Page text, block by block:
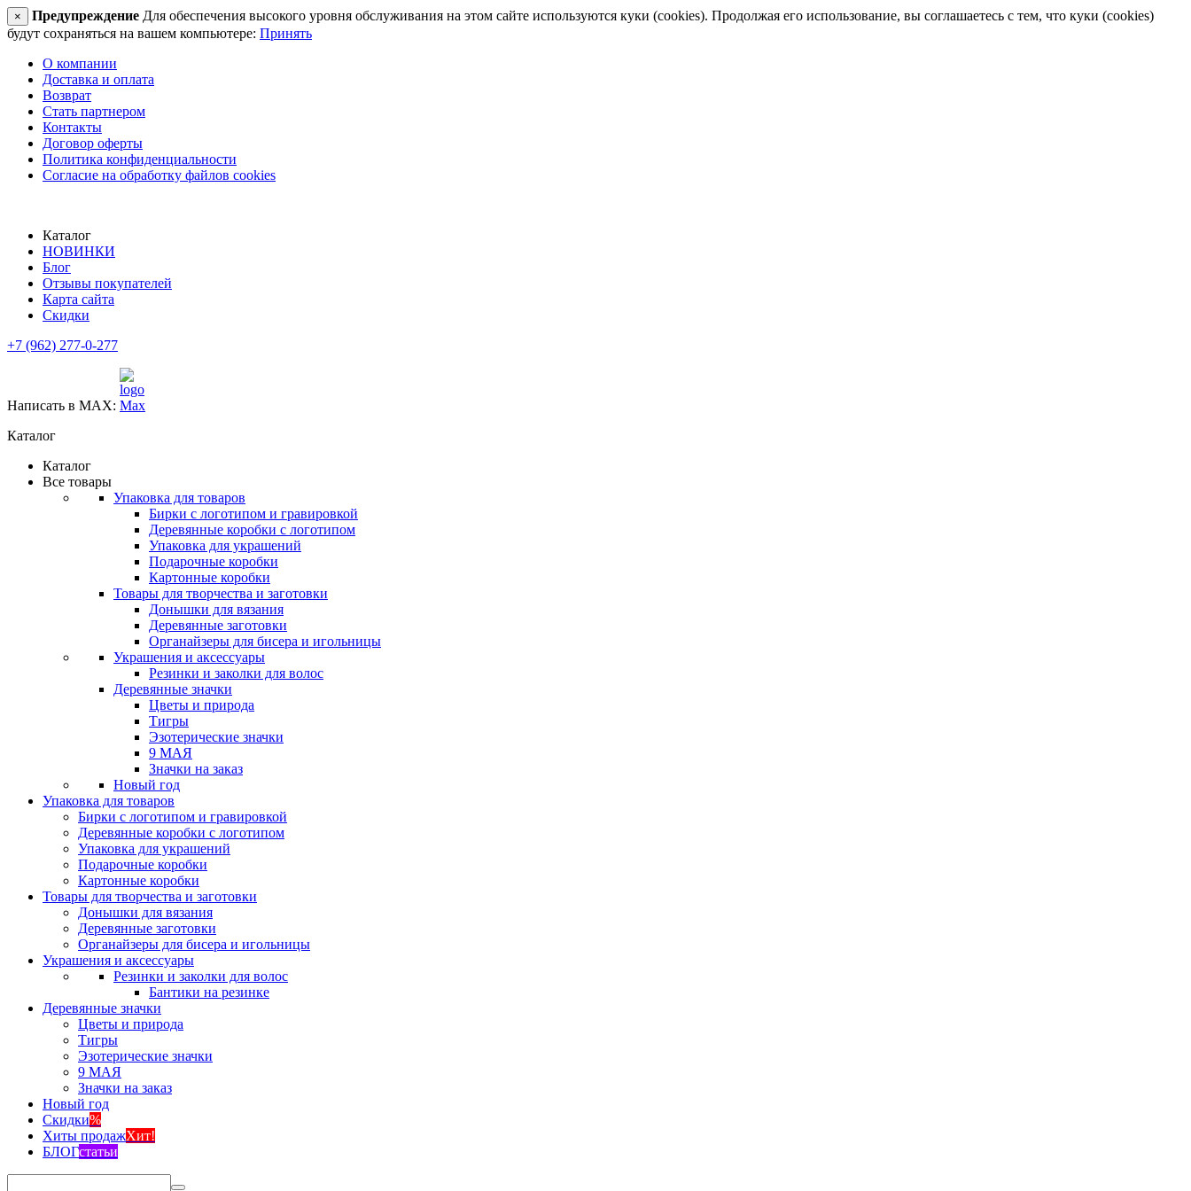
× Предупреждение Для обеспечения высокого уровня обслуживания на этом сайте используются куки (cookies). Продолжая его использование, вы соглашаетесь с тем, что куки (cookies)
будут сохраняться на вашем компьютере: Принять
О компании
Доставка и оплата
Возврат
Стать партнером
Контакты
Договор оферты
Политика конфиденциальности
Согласие на обработку файлов cookies
Каталог
НОВИНКИ
Блог
Отзывы покупателей
Карта сайта
Скидки
+7 (962) 277-0-277
Написать в MAX:
Каталог
Каталог
Все товары
Упаковка для товаров
Бирки с логотипом и гравировкой
Деревянные коробки с логотипом
Упаковка для украшений
Подарочные коробки
Картонные коробки
Товары для творчества и заготовки
Донышки для вязания
Деревянные заготовки
Органайзеры для бисера и игольницы
Украшения и аксессуары
Резинки и заколки для волос
Деревянные значки
Цветы и природа
Тигры
Эзотерические значки
9 МАЯ
Значки на заказ
Новый год
Упаковка для товаров
Бирки с логотипом и гравировкой
Деревянные коробки с логотипом
Упаковка для украшений
Подарочные коробки
Картонные коробки
Товары для творчества и заготовки
Донышки для вязания
Деревянные заготовки
Органайзеры для бисера и игольницы
Украшения и аксессуары
Резинки и заколки для волос
Бантики на резинке
Деревянные значки
Цветы и природа
Тигры
Эзотерические значки
9 МАЯ
Значки на заказ
Новый год
Скидки%
Хиты продажХит!
БЛОГстатьи